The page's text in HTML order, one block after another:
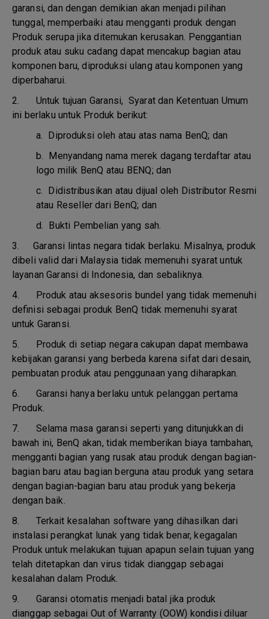
garansi, dan dengan demikian akan menjadi pilihan
tunggal, memperbaiki atau mengganti produk dengan
Produk serupa jika ditemukan kerusakan. Penggantian
produk atau suku cadang dapat mencakup bagian atau
komponen baru, diproduksi ulang atau komponen yang
diperbaharui.
2. Untuk tujuan Garansi, Syarat dan Ketentuan Umum
ini berlaku untuk Produk berikut:
a. Diproduksi oleh atau atas nama BenQ; dan
b. Menyandang nama merek dagang terdaftar atau
logo milik BenQ atau BENQ; dan
c. Didistribusikan atau dijual oleh Distributor Resmi
atau Reseller dari BenQ; dan
d. Bukti Pembelian yang sah.
3.Garansi lintas negara tidak berlaku. Misalnya, produk
dibeli valid dari Malaysia tidak memenuhi syarat untuk
layanan Garansi di Indonesia, dan sebaliknya.
4. Produk atau aksesoris bundel yang tidak memenuhi
definisi sebagai produk BenQ tidak memenuhi syarat
untuk Garansi.
5. Produk di setiap negara cakupan dapat membawa
kebijakan garansi yang berbeda karena sifat dari desain,
pembuatan produk atau penggunaan yang diharapkan.
6. Garansi hanya berlaku untuk pelanggan pertama
Produk.
7. Selama masa garansi seperti yang ditunjukkan di
bawah ini, BenQ akan, tidak memberikan biaya tambahan,
mengganti bagian yang rusak atau produk dengan bagian-
bagian baru atau bagian berguna atau produk yang setara
dengan bagian-bagian baru atau produk yang bekerja
dengan baik.
8. Terkait kesalahan software yang dihasilkan dari
instalasi perangkat lunak yang tidak benar, kegagalan
Produk untuk melakukan tujuan apapun selain tujuan yang
telah ditetapkan dan virus tidak dianggap sebagai
kesalahan dalam Produk.
9. Garansi otomatis menjadi batal jika produk
dianggap sebagai Out of Warranty (OOW) kondisi diluar